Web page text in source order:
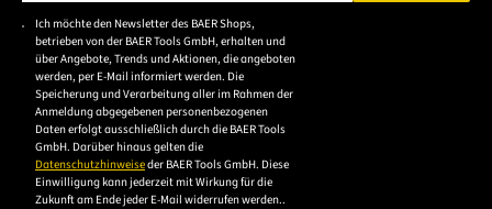
Bitte geben Sie eine gültige E-Mail-Adresse ein.
Ich möchte den Newsletter des BAER Shops,
betrieben von der BAER Tools GmbH, erhalten und
über Angebote, Trends und Aktionen, die angeboten
werden, per E-Mail informiert werden. Die
Speicherung und Verarbeitung aller im Rahmen der
Anmeldung abgegebenen personenbezogenen
Daten erfolgt ausschließlich durch die BAER Tools
GmbH. Darüber hinaus gelten die
Datenschutzhinweiseder BAER Tools GmbH. Diese
Einwilligung kann jederzeit mit Wirkung für die
Zukunft am Ende jeder E-Mail widerrufen werden..